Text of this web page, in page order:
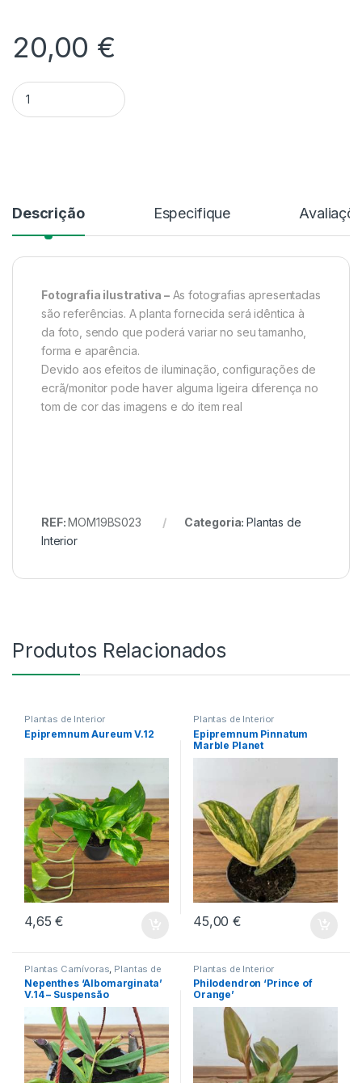
20,00 €
Quantidade Monstera Monkey Mask V.19
Descrição Especifique
Fotografia ilustrativa –As fotografias apresentadas
são referências. A planta fornecida será idêntica à
da foto, sendo que poderá variar no seu tamanho,
forma e aparência.
Devido aos efeitos de iluminação, configurações de
ecrã/monitor pode haver alguma ligeira diferença no
tom de cor das imagens e do item real
REF:MOM19BS023 Categoria:Plantas de
Interior
Produtos Relacionados
Plantas de Interior
Epipremnum Aureum V.12
4,65€
Plantas de Interior
Epipremnum Pinnatum
Marble Planet
45,00€
Plantas Carnívoras Plantas de
Interior
Nepenthes ‘Albomarginata’
V.14 – Suspensão
Plantas de Interior
Philodendron ‘Prince of
Orange’